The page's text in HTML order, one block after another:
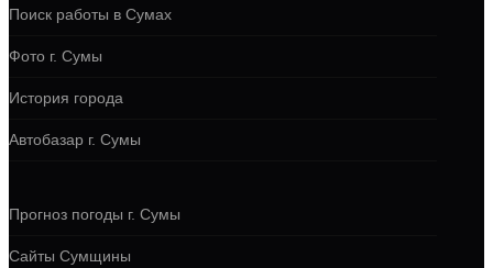
Поиск работы в Сумах
Фото г. Сумы
История города
Автобазар г. Сумы
Прогноз погоды г. Сумы
Сайты Сумщины